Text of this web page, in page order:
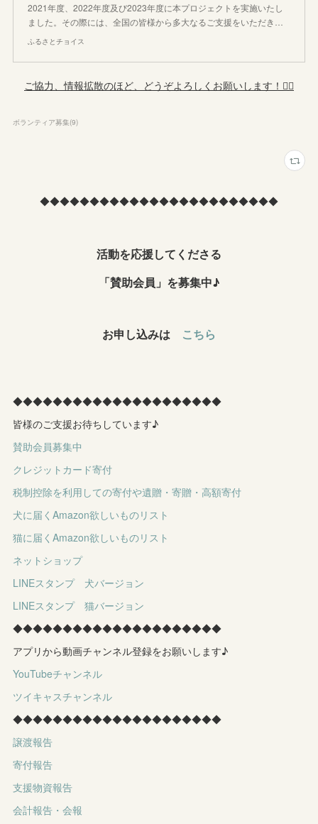
2021年度、2022年度及び2023年度に本プロジェクトを実施いたし
ました。その際には、全国の皆様から多大なるご支援をいただき…
ふるさとチョイス
ご協力、情報拡散のほど、どうぞよろしくお願いします！🙇‍♀️
ボランティア募集(9)
◆◆◆◆◆◆◆◆◆◆◆◆◆◆◆◆◆◆◆◆◆◆◆◆
活動を応援してくださる
「賛助会員」を募集中♪
お申し込みは こちら
◆◆◆◆◆◆◆◆◆◆◆◆◆◆◆◆◆◆◆◆◆
皆様のご支援お待ちしています♪
賛助会員募集中
クレジットカード寄付
税制控除を利用しての寄付や遺贈・寄贈・高額寄付
犬に届くAmazon欲しいものリスト
猫に届くAmazon欲しいものリスト
ネットショップ
LINEスタンプ 犬バージョン
LINEスタンプ 猫バージョン
◆◆◆◆◆◆◆◆◆◆◆◆◆◆◆◆◆◆◆◆◆
アプリから動画チャンネル登録をお願いします♪
YouTubeチャンネル
ツイキャスチャンネル
◆◆◆◆◆◆◆◆◆◆◆◆◆◆◆◆◆◆◆◆◆
譲渡報告
寄付報告
支援物資報告
会計報告・会報